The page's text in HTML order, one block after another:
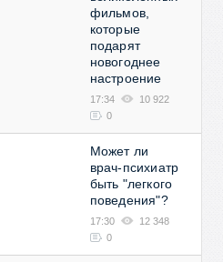
фильмов,
которые
подарят
новогоднее
настроение
17:34
10 922
0
Может ли
врач-психиатр
быть "легкого
поведения"?
17:30
12 348
0